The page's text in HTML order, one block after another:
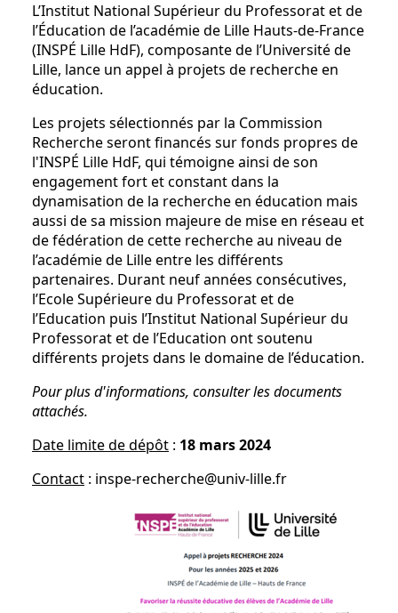
L’Institut National Supérieur du Professorat et de
l’Éducation de l’académie de Lille Hauts-de-France
(INSPÉ Lille HdF), composante de l’Université de
Lille, lance un appel à projets de recherche en
éducation.
Les projets sélectionnés par la Commission
Recherche seront financés sur fonds propres de
l'INSPÉ Lille HdF, qui témoigne ainsi de son
engagement fort et constant dans la
dynamisation de la recherche en éducation mais
aussi de sa mission majeure de mise en réseau et
de fédération de cette recherche au niveau de
l’académie de Lille entre les différents
partenaires. Durant neuf années consécutives,
l’Ecole Supérieure du Professorat et de
l’Education puis l’Institut National Supérieur du
Professorat et de l’Education ont soutenu
différents projets dans le domaine de l’éducation.
Pour plus d'informations, consulter les documents
attachés.
Date limite de dépôt : 18 mars 2024
Contact : inspe-recherche@univ-lille.fr